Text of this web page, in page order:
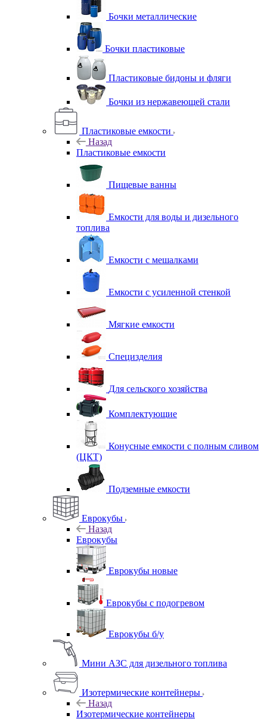
Бочки металлические
Бочки пластиковые
Пластиковые бидоны и фляги
Бочки из нержавеющей стали
Пластиковые емкости
Назад
Пластиковые емкости
Пищевые ванны
Емкости для воды и дизельного
топлива
Емкости с мешалками
Емкости с усиленной стенкой
Мягкие емкости
Специзделия
Для сельского хозяйства
Комплектующие
Конусные емкости с полным сливом
(ЦКТ)
Подземные емкости
Еврокубы
Назад
Еврокубы
Еврокубы новые
Еврокубы с подогревом
Еврокубы б/у
Мини АЗС для дизельного топлива
Изотермические контейнеры
Назад
Изотермические контейнеры